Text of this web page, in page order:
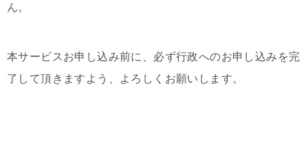
ん。
本サービスお申し込み前に、必ず行政へのお申し込みを完
了して頂きますよう、よろしくお願いします。